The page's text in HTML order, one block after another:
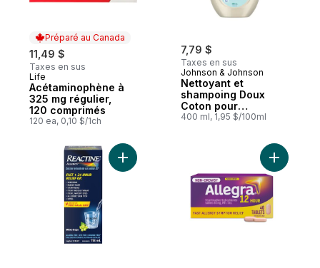
Préparé au Canada
11,49 $
Taxes en sus
Préparé au Canada
Life
Acétaminophène à
325 mg régulier,
120 comprimés
120 ea, 0,10 $/1ch
7,79 $
Taxes en sus
Johnson & Johnson
Nettoyant et
shampoing Doux
Coton pour
nouveau-nés
400 ml, 1,95 $/100ml
Ajouter Sirop REACTINE(R) Allergies, 118
Ajouter